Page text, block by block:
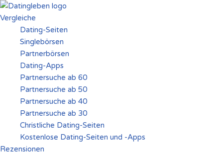
Zum
Inhalt
springen
Vergleiche
Dating-Seiten
Singlebörsen
Partnerbörsen
Dating-Apps
Partnersuche ab 60
Partnersuche ab 50
Partnersuche ab 40
Partnersuche ab 30
Christliche Dating-Seiten
Kostenlose Dating-Seiten und -Apps
Rezensionen